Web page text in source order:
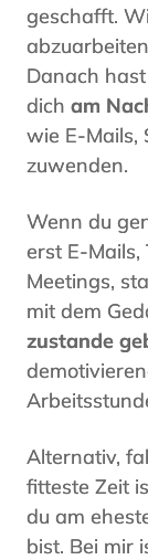
geschafft.
Danach
dich am
wie E-Mails,
zuwenden.
Wenn du
erst E-Mails,
Meetings,
mit dem
zustande
Alternativ,
fitteste Zeit
du am
bist. Bei mir